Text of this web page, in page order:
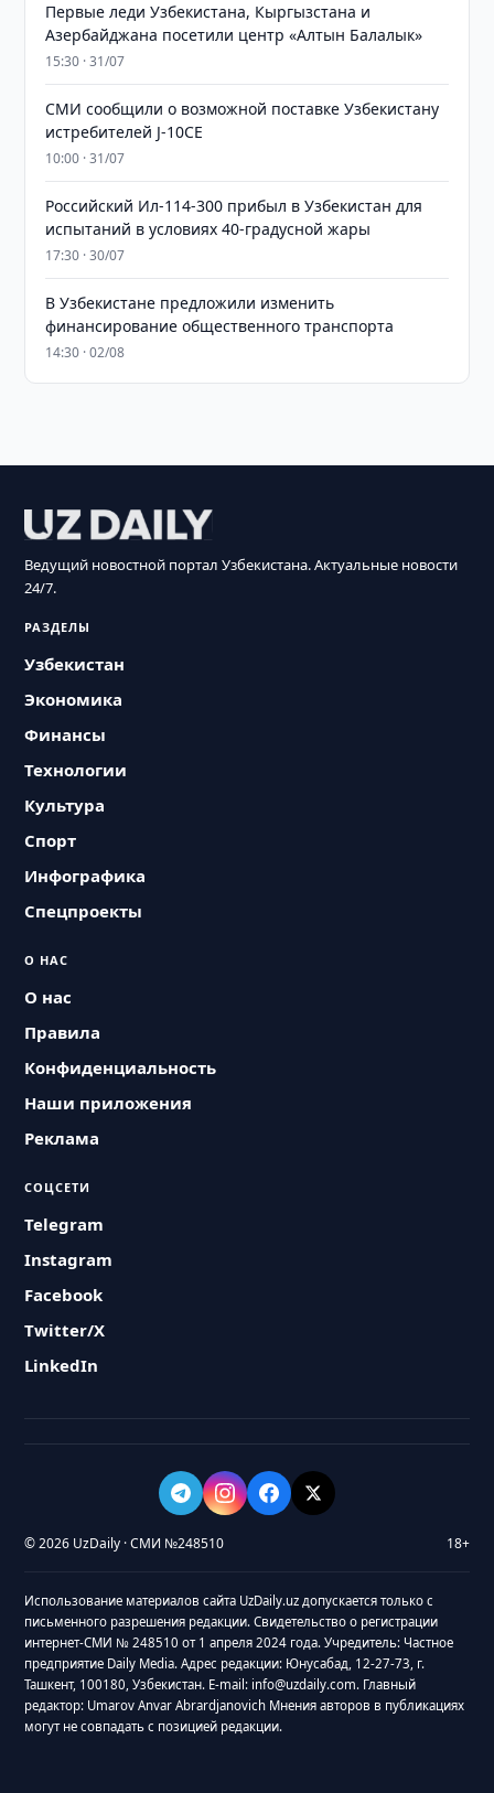
Первые леди Узбекистана, Кыргызстана и
Азербайджана посетили центр «Алтын Балалык»
15:30 · 31/07
СМИ сообщили о возможной поставке Узбекистану
истребителей J-10CE
10:00 · 31/07
Российский Ил-114-300 прибыл в Узбекистан для
испытаний в условиях 40-градусной жары
17:30 · 30/07
В Узбекистане предложили изменить
финансирование общественного транспорта
14:30 · 02/08
Ведущий новостной портал Узбекистана. Актуальные новости
24/7.
РАЗДЕЛЫ
Узбекистан
Экономика
Финансы
Технологии
Культура
Спорт
Инфографика
Спецпроекты
О НАС
О нас
Правила
Конфиденциальность
Наши приложения
Реклама
СОЦСЕТИ
Telegram
Instagram
Facebook
Twitter/X
LinkedIn
© 2026 UzDaily · СМИ №248510 18+
Использование материалов сайта UzDaily.uz допускается только с
письменного разрешения редакции. Свидетельство о регистрации
интернет-СМИ № 248510 от 1 апреля 2024 года. Учредитель: Частное
предприятие Daily Media. Адрес редакции: Юнусабад, 12-27-73, г.
Ташкент, 100180, Узбекистан. E-mail: info@uzdaily.com. Главный
редактор: Umarov Anvar Abrardjanovich Мнения авторов в публикациях
могут не совпадать с позицией редакции.